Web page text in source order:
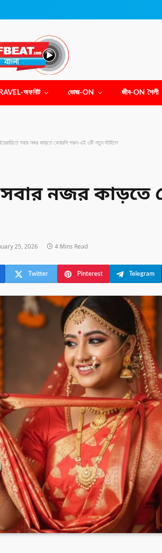
অফবিট ভোজ-ON জীব-ON শৈলী
সবার নজর কাড়তে বেনারসি পরুন এই ৩টি নতুন স্টাইলে
সবার নজর
25, 2026 4 Mins Read
Twitter Pinterest Telegram